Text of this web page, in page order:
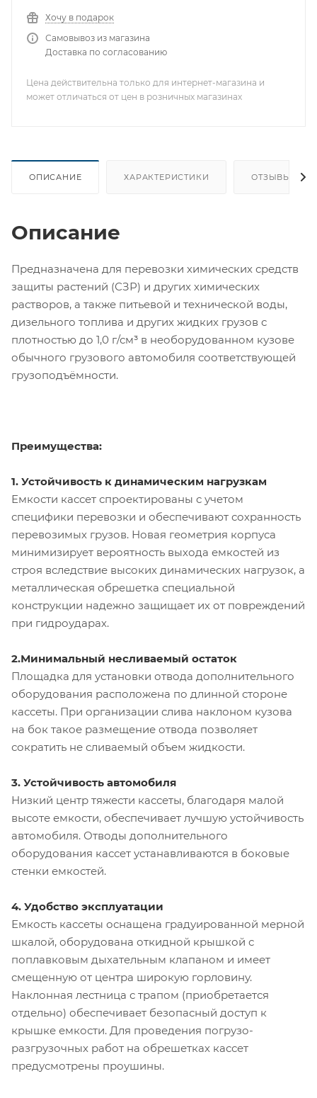
Хочу в подарок
Самовывоз из магазина
Доставка по согласованию
Цена действительна только для интернет-магазина и
может отличаться от цен в розничных магазинах
ОПИСАНИЕ ХАРАКТЕРИСТИКИ ОТЗЫВЫ
Описание
Предназначена для перевозки химических средств
защиты растений (СЗР) и других химических
растворов, а также питьевой и технической воды,
дизельного топлива и других жидких грузов с
плотностью до 1,0 г/см³ в необорудованном кузове
обычного грузового автомобиля соответствующей
грузоподъёмности.
Преимущества:
1. Устойчивость к динамическим нагрузкам
Емкости кассет спроектированы с учетом
специфики перевозки и обеспечивают сохранность
перевозимых грузов. Новая геометрия корпуса
минимизирует вероятность выхода емкостей из
строя вследствие высоких динамических нагрузок, а
металлическая обрешетка специальной
конструкции надежно защищает их от повреждений
при гидроударах.
2.Минимальный несливаемый остаток
Площадка для установки отвода дополнительного
оборудования расположена по длинной стороне
кассеты. При организации слива наклоном кузова
на бок такое размещение отвода позволяет
сократить не сливаемый объем жидкости.
3. Устойчивость автомобиля
Низкий центр тяжести кассеты, благодаря малой
высоте емкости, обеспечивает лучшую устойчивость
автомобиля. Отводы дополнительного
оборудования кассет устанавливаются в боковые
стенки емкостей.
4. Удобство эксплуатации
Емкость кассеты оснащена градуированной мерной
шкалой, оборудована откидной крышкой с
поплавковым дыхательным клапаном и имеет
смещенную от центра широкую горловину.
Наклонная лестница с трапом (приобретается
отдельно) обеспечивает безопасный доступ к
крышке емкости. Для проведения погрузо-
разгрузочных работ на обрешетках кассет
предусмотрены проушины.